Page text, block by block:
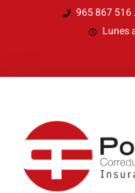
965 867 516
Lunes